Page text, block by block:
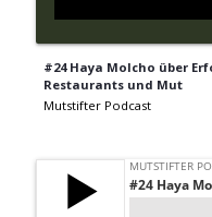
#24 Haya Molcho über
Restaurants und Mut
Mutstifter Podcast